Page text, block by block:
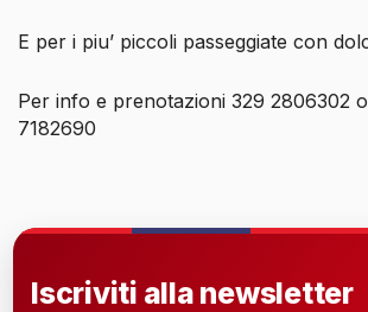
E per i piu’ piccoli passeggiate con
Per info e prenotazioni 329 2806302
7182690
Iscriviti alla newsletter